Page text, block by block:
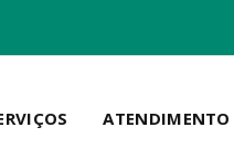
ATENDIMENTO